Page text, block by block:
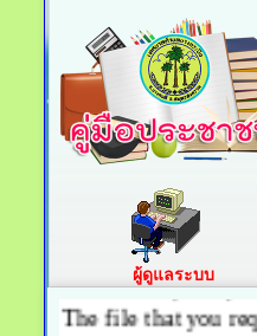
ผู้ดูแลระบบ